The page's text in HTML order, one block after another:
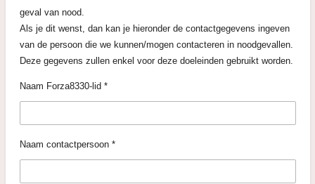
geval van nood.
Als je dit wenst, dan kan je hieronder de contactgegevens ingeven
van de persoon die we kunnen/mogen contacteren in noodgevallen.
Deze gegevens zullen enkel voor deze doeleinden gebruikt worden.
Naam Forza8330-lid *
Naam contactpersoon *